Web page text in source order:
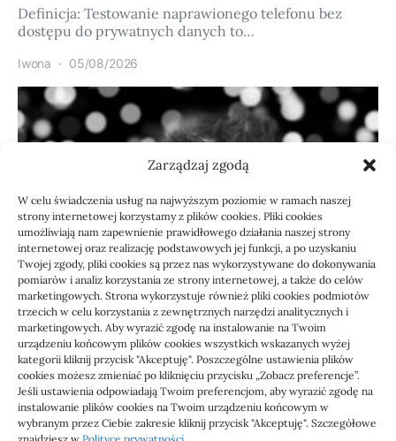
Zarządzaj zgodą
W celu świadczenia usług na najwyższym poziomie w ramach naszej
strony internetowej korzystamy z plików cookies. Pliki cookies
umożliwiają nam zapewnienie prawidłowego działania naszej strony
internetowej oraz realizację podstawowych jej funkcji, a po uzyskaniu
Twojej zgody, pliki cookies są przez nas wykorzystywane do dokonywania
pomiarów i analiz korzystania ze strony internetowej, a także do celów
marketingowych. Strona wykorzystuje również pliki cookies podmiotów
trzecich w celu korzystania z zewnętrznych narzędzi analitycznych i
marketingowych. Aby wyrazić zgodę na instalowanie na Twoim
urządzeniu końcowym plików cookies wszystkich wskazanych wyżej
kategorii kliknij przycisk "Akceptuję". Poszczególne ustawienia plików
cookies możesz zmieniać po kliknięciu przycisku „Zobacz preferencje”.
Jeśli ustawienia odpowiadają Twoim preferencjom, aby wyrazić zgodę na
instalowanie plików cookies na Twoim urządzeniu końcowym w
wybranym przez Ciebie zakresie kliknij przycisk "Akceptuję". Szczegółowe
Definicja: Testowanie naprawionego telefonu bez
dostępu do prywatnych danych to…
Iwona 05/08/2026
Zdrowie
Lekarz prywatnie bez
skierowania: kiedy i dla
kogo
Definicja: Wizyta u lekarza prywatnie bez skierowania
to konsultacja opłacana…